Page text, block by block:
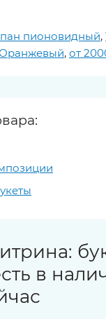
пионовидный,
, от
в